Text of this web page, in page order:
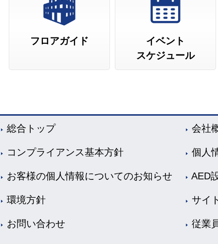
フロアガイド
イベント
スケジュール
総合トップ 会社
コンプライアンス基本方針 個人
お客様の個人情報についてのお知らせ AED
環境方針 サイ
お問い合わせ 従業